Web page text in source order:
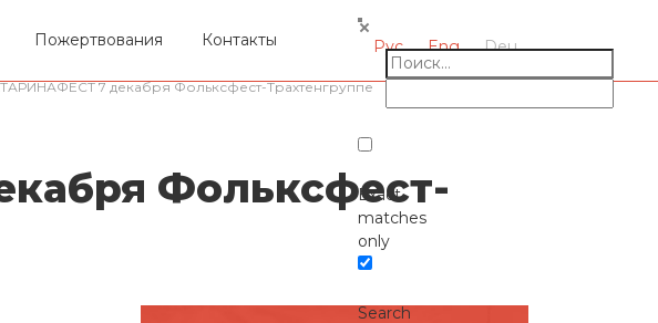
Пожертвования Контакты
Exact
matches
only
Search
Рус Eng Deu
7 декабря Фольксфест-Трахтенгруппе
Фольксфест-